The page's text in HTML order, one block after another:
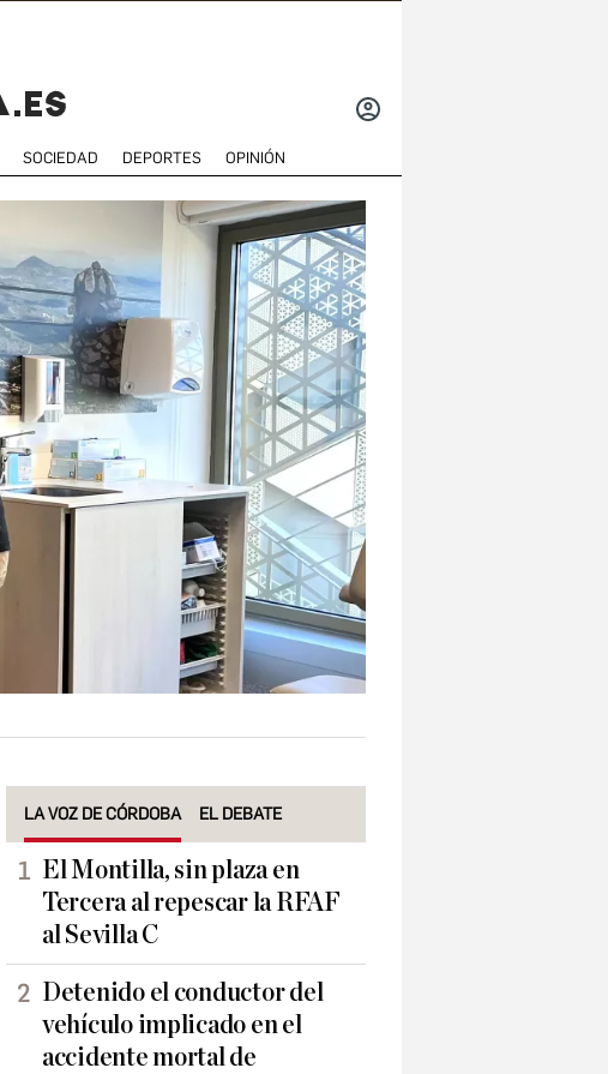
SOCIEDAD DEPORTES OPINIÓN
LA VOZ DE CÓRDOBA EL DEBATE
El Montilla, sin plaza en
Tercera al repescar la RFAF
al Sevilla C
Detenido el conductor del
vehículo implicado en el
accidente mortal de